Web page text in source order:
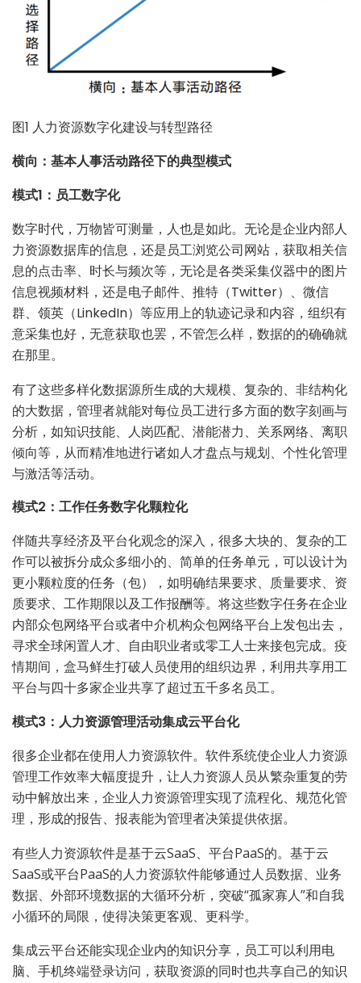
图1 人力资源数字化建设与转型路径
横向：基本人事活动路径下的典型模式
模式1：员工数字化
数字时代，万物皆可测量，人也是如此。无论是企业内部人
力资源数据库的信息，还是员工浏览公司网站，获取相关信
息的点击率、时长与频次等，无论是各类采集仪器中的图片
信息视频材料，还是电子邮件、推特（Twitter）、微信
群、领英（LinkedIn）等应用上的轨迹记录和内容，组织有
意采集也好，无意获取也罢，不管怎么样，数据的的确确就
在那里。
有了这些多样化数据源所生成的大规模、复杂的、非结构化
的大数据，管理者就能对每位员工进行多方面的数字刻画与
分析，如知识技能、人岗匹配、潜能潜力、关系网络、离职
倾向等，从而精准地进行诸如人才盘点与规划、个性化管理
与激活等活动。
模式2：工作任务数字化颗粒化
伴随共享经济及平台化观念的深入，很多大块的、复杂的工
作可以被拆分成众多细小的、简单的任务单元，可以设计为
更小颗粒度的任务（包），如明确结果要求、质量要求、资
质要求、工作期限以及工作报酬等。将这些数字任务在企业
内部众包网络平台或者中介机构众包网络平台上发包出去，
寻求全球闲置人才、自由职业者或零工人士来接包完成。疫
情期间，盒马鲜生打破人员使用的组织边界，利用共享用工
平台与四十多家企业共享了超过五千多名员工。
模式3：人力资源管理活动集成云平台化
很多企业都在使用人力资源软件。软件系统使企业人力资源
管理工作效率大幅度提升，让人力资源人员从繁杂重复的劳
动中解放出来，企业人力资源管理实现了流程化、规范化管
理，形成的报告、报表能为管理者决策提供依据。
有些人力资源软件是基于云SaaS、平台PaaS的。基于云
SaaS或平台PaaS的人力资源软件能够通过人员数据、业务
数据、外部环境数据的大循环分析，突破“孤家寡人”和自我
小循环的局限，使得决策更客观、更科学。
集成云平台还能实现企业内的知识分享，员工可以利用电
脑、手机终端登录访问，获取资源的同时也共享自己的知识